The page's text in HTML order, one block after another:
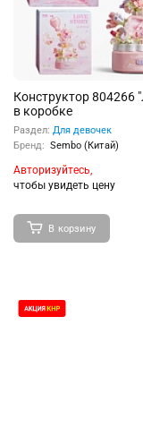
Конструктор 804266
в коробке
Раздел: Для девочек
Бренд: Sembo (Китай)
Авторизуйтесь,
чтобы увидеть цену
В корзину